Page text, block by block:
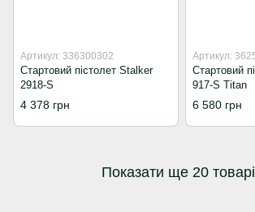
Артикул: 336300302
Стартовий пістолет Stalker
2918-S
4 378 грн
Артикул:
Стартовий
917-S Titan
6 580 грн
Показати ще 20